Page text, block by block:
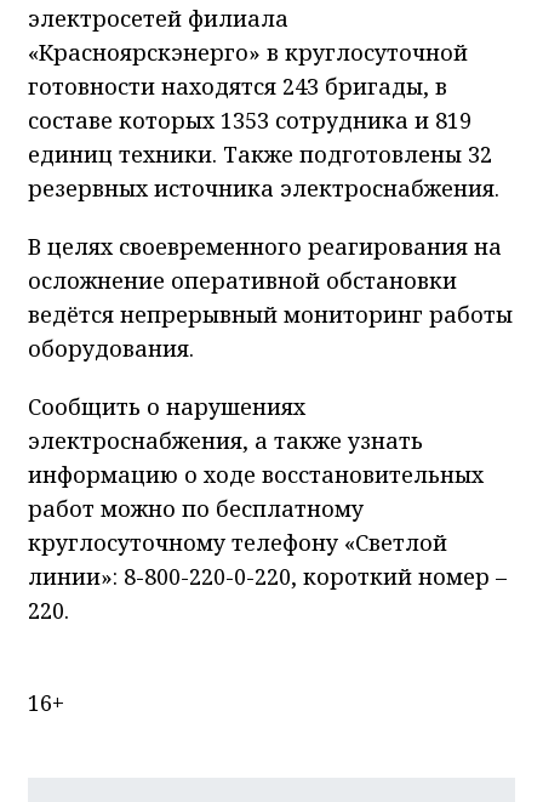
электросетей филиала
«Красноярскэнерго» в круглосуточной
готовности находятся 243 бригады, в
составе которых 1353 сотрудника и 819
единиц техники. Также подготовлены 32
резервных источника электроснабжения.
В целях своевременного реагирования на
осложнение оперативной обстановки
ведётся непрерывный мониторинг работы
оборудования.
Сообщить о нарушениях
электроснабжения, а также узнать
информацию о ходе восстановительных
работ можно по бесплатному
круглосуточному телефону «Светлой
линии»: 8-800-220-0-220, короткий номер –
220.
16+